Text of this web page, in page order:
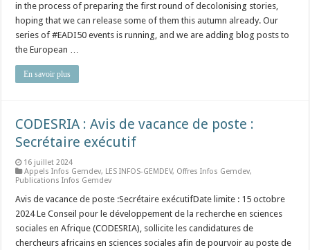
in the process of preparing the first round of decolonising stories,
hoping that we can release some of them this autumn already. Our
series of #EADI50 events is running, and we are adding blog posts to
the European …
En savoir plus
CODESRIA : Avis de vacance de poste :
Secrétaire exécutif
16 juillet 2024
Appels Infos Gemdev, LES INFOS-GEMDEV, Offres Infos Gemdev,
Publications Infos Gemdev
Avis de vacance de poste :Secrétaire exécutifDate limite : 15 octobre
2024 Le Conseil pour le développement de la recherche en sciences
sociales en Afrique (CODESRIA), sollicite les candidatures de
chercheurs africains en sciences sociales afin de pourvoir au poste de